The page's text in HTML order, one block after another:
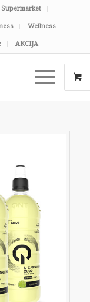
Supermarket
Wellness
AKCIJA